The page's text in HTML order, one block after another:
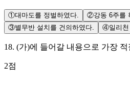
①대마도를 정벌하였다. ②강동 6주를
③별무반 설치를 건의하였다. ④일리
18. (가)에 들어갈 내용으로 가장 적
2점